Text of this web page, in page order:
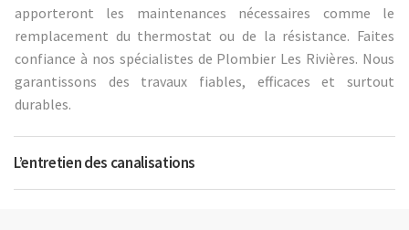
apporteront les maintenances nécessaires comme le
remplacement du thermostat ou de la résistance. Faites
confiance à nos spécialistes de Plombier Les Rivières. Nous
garantissons des travaux fiables, efficaces et surtout
durables.
L’entretien des canalisations